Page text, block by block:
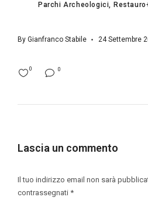
Parchi Archeologici
By Gianfranco Stabile 24 Settembre
0
0
Lascia un commento
Il tuo indirizzo email non sarà
contrassegnati *